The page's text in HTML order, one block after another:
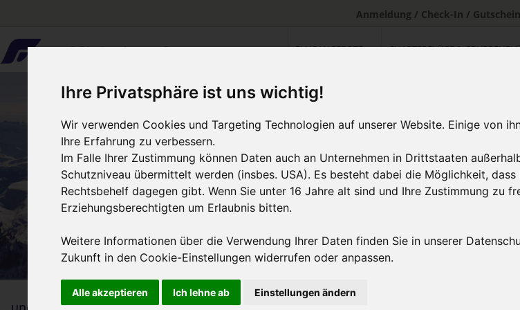
Ihre Privatsphäre ist uns wichtig!
Wir verwenden Cookies und Targeting Technologien auf unserer Website. Einige von
Ihre Erfahrung zu verbessern.
Im Falle Ihrer Zustimmung können Daten auch an Unternehmen in Drittstaaten
Schutzniveau übermittelt werden (insbes. USA). Es besteht dabei die Möglichkeit,
Rechtsbehelf dagegen gibt. Wenn Sie unter 16 Jahre alt sind und Ihre Zustimmung zu
Erziehungsberechtigten um Erlaubnis bitten.
Weitere Informationen über die Verwendung Ihrer Daten finden Sie in unserer
Zukunft in den Cookie-Einstellungen widerrufen oder anpassen.
Alle akzeptieren Ich lehne ab Einstellungen ändern
Anmeldung / Check-In /
FLUGANGEBOTE CHARTERFLÜGE &